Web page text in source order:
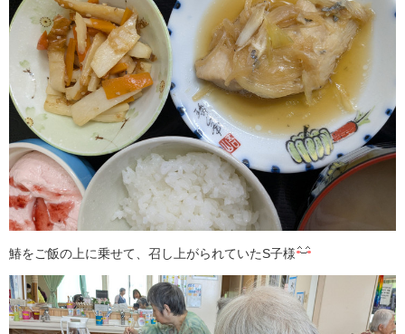
鰆をご飯の上に乗せて、召し上がられていたS子様